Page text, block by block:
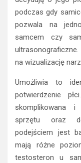
podczas gdy
pozwala na
samcem czy
na wizualizację
Umożliwia to
potwierdzenie
skomplikowana i
sprzętu oraz
podejściem jest
mają różne
testosteron u